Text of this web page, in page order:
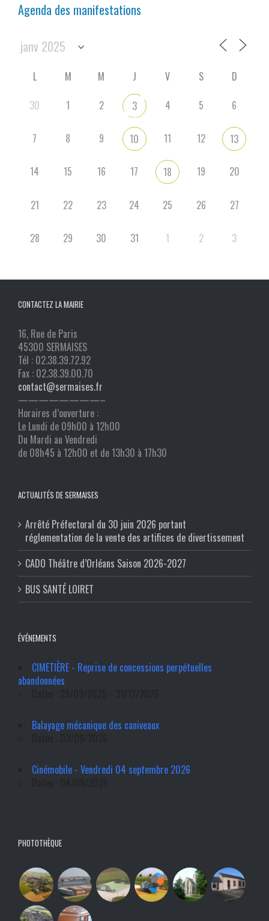
Agenda des manifestations
L M M J V S
D
30
1 2 3 4 5 6
7 8 9 10 11 12 13
14 15 16 17 18 19 20
21 22 23 24 25 26 27
28 29 30 31 1 2 3
CONTACTEZ LA MAIRIE
16, Rue de Paris
45300 SERMAISES
Tél : 02.38.39.72.92
Fax : 02.38.39.00.70
contact@sermaises.fr
————————–
Horaires d’ouverture :
Le Lundi de 09h00 à 12h00
Du Mardi au Vendredi
de 08h45 à 12h00 et de 13h30 à 17h30
ACTUALITÉS DE SERMAISES
Arrêté Préfectoral du 30 juin 2026 portant
réglementation de la vente des artifices de divertissement
CADO Théâtre d’Orléans Saison 2026-2027
BUS SANTÉ LOIRET
ÉVÉNEMENTS
CIMETIÈRE - Reprise de concessions perpétuelles
abandonnées
Balayage mécanique des caniveaux
Cinémobile - Vendredi 04 septembre 2026
PHOTOTHÈQUE